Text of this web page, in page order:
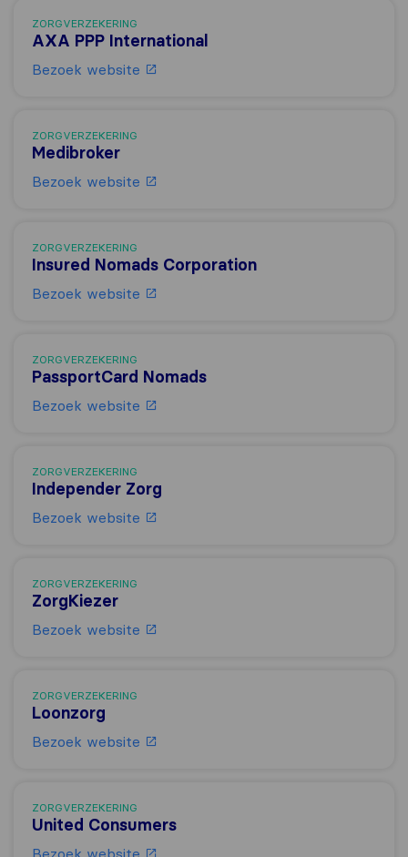
ZORGVERZEKERING
AXA PPP International
Bezoek website
ZORGVERZEKERING
Medibroker
Bezoek website
ZORGVERZEKERING
Insured Nomads Corporation
Bezoek website
ZORGVERZEKERING
PassportCard Nomads
Bezoek website
ZORGVERZEKERING
Independer Zorg
Bezoek website
ZORGVERZEKERING
ZorgKiezer
Bezoek website
ZORGVERZEKERING
Loonzorg
Bezoek website
ZORGVERZEKERING
United Consumers
Bezoek website